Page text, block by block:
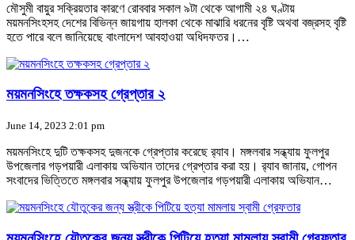
মৌসুমী বায়ুর সক্রিয়তার কারণে রোববার সকাল ৯টা থেকে আগামী ২৪ ঘণ্টায়
ময়মনসিংহসহ দেশের বিভিন্ন জায়গায় হালকা থেকে মাঝারি ধরনের বৃষ্টি অথবা বজ্রসহ বৃষ্টি
হতে পারে বলে জানিয়েছে বাংলাদেশ আবহাওয়া অধিদফতর।…
ময়মনসিংহে তক্ষকসহ গ্রেপ্তার ২
June 14, 2023 2:01 pm
ময়মনসিংহে দুটি তক্ষকসহ দুজনকে গ্রেপ্তার করেছে র‌্যাব। মঙ্গলবার সন্ধ্যায় ফুলপুর
উপজেলার গড়পয়ারী এলাকায় অভিযান তাদের গ্রেপ্তার করা হয়। র‌্যাব জানায়, গোপন
সংবাদের ভিত্তিতে মঙ্গলবার সন্ধ্যায় ফুলপুর উপজেলার গড়পয়ারী এলাকায় অভিযান…